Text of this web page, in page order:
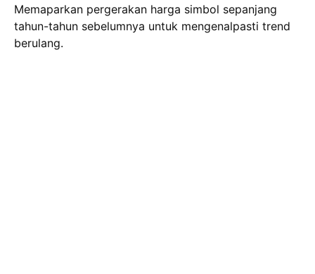
Memaparkan pergerakan harga simbol sepanjang
tahun-tahun sebelumnya untuk mengenalpasti trend
berulang.